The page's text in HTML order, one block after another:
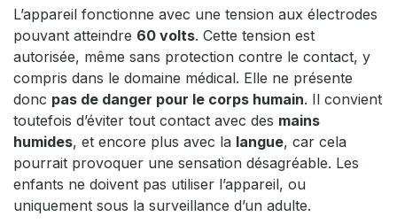
L’appareil fonctionne avec une tension aux électrodes
pouvant atteindre 60 volts. Cette tension est
autorisée, même sans protection contre le contact, y
compris dans le domaine médical. Elle ne présente
donc pas de danger pour le corps humain. Il convient
toutefois d’éviter tout contact avec des mains
humides, et encore plus avec la langue, car cela
pourrait provoquer une sensation désagréable. Les
enfants ne doivent pas utiliser l’appareil, ou
uniquement sous la surveillance d’un adulte.